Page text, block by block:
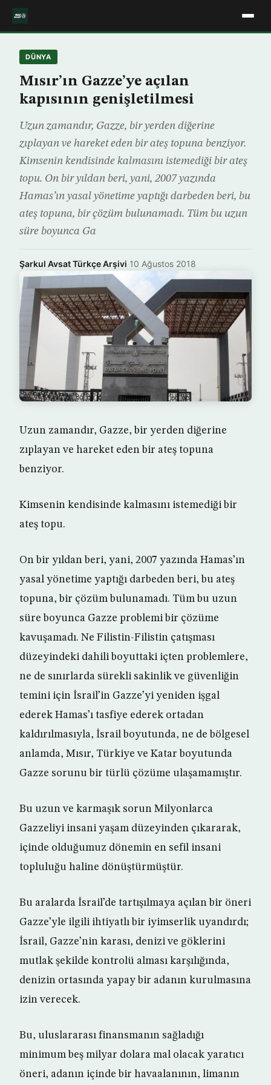
DÜNYA
Mısır’ın Gazze’ye açılan
kapısının genişletilmesi
Uzun zamandır, Gazze, bir yerden diğerine
zıplayan ve hareket eden bir ateş topuna benziyor.
Kimsenin kendisinde kalmasını istemediği bir ateş
topu. On bir yıldan beri, yani, 2007 yazında
Hamas’ın yasal yönetime yaptığı darbeden beri, bu
ateş topuna, bir çözüm bulunamadı. Tüm bu uzun
süre boyunca Ga
Şarkul Avsat Türkçe Arşivi·10 Ağustos 2018
Uzun zamandır, Gazze, bir yerden diğerine
zıplayan ve hareket eden bir ateş topuna
benziyor.
Kimsenin kendisinde kalmasını istemediği bir
ateş topu.
On bir yıldan beri, yani, 2007 yazında Hamas’ın
yasal yönetime yaptığı darbeden beri, bu ateş
topuna, bir çözüm bulunamadı. Tüm bu uzun
süre boyunca Gazze problemi bir çözüme
kavuşamadı. Ne Filistin-Filistin çatışması
düzeyindeki dahili boyuttaki içten problemlere,
ne de sınırlarda sürekli sakinlik ve güvenliğin
temini için İsrail’in Gazze’yi yeniden işgal
ederek Hamas’ı tasfiye ederek ortadan
kaldırılmasıyla, İsrail boyutunda, ne de bölgesel
anlamda, Mısır, Türkiye ve Katar boyutunda
Gazze sorunu bir türlü çözüme ulaşamamıştır.
Bu uzun ve karmaşık sorun Milyonlarca
Gazzeliyi insani yaşam düzeyinden çıkararak,
içinde olduğumuz dönemin en sefil insani
topluluğu haline dönüştürmüştür.
Bu aralarda İsrail’de tartışılmaya açılan bir öneri
Gazze’yle ilgili ihtiyatlı bir iyimserlik uyandırdı;
İsrail, Gazze’nin karası, denizi ve göklerini
mutlak şekilde kontrolü alması karşılığında,
denizin ortasında yapay bir adanın kurulmasına
izin verecek.
Bu, uluslararası finansmanın sağladığı
minimum beş milyar dolara mal olacak yaratıcı
öneri, adanın içinde bir havaalanının, limanın